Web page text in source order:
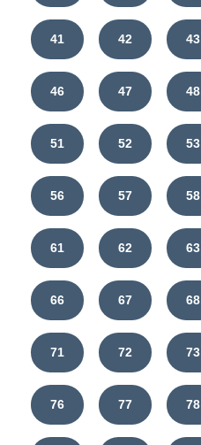
41 42 43
46 47 48
51 52 53
56 57 58
61 62 63
66 67 68
71 72 73
76 77 78